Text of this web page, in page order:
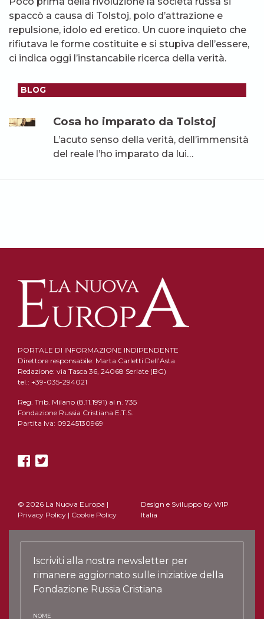
spaccò a causa di Tolstoj, polo d’attrazione e
repulsione, idolo ed eretico. Un cuore inquieto che
rifiutava le forme costituite e si stupiva dell’essere,
ci indica oggi l’instancabile ricerca della verità.
BLOG
Cosa ho imparato da Tolstoj
L’acuto senso della verità, dell’immensità
del reale l’ho imparato da lui…
PORTALE DI INFORMAZIONE INDIPENDENTE
Direttore responsabile: Marta Carletti Dell’Asta
Redazione: via Tasca 36, 24068 Seriate (BG)
tel.: +39-035-294021
Reg. Trib. Milano (8.11.1991) al n. 735
Fondazione Russia Cristiana E.T.S.
Partita Iva: 09245130969
© 2026 La Nuova Europa |
Privacy Policy | Cookie Policy
Design e Sviluppo by WIP
Italia
Iscriviti alla nostra newsletter per
rimanere aggiornato sulle iniziative della
Fondazione Russia Cristiana
NOME